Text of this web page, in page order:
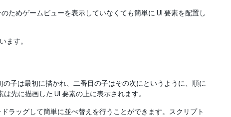
ためゲームビューを表示していなくても簡単に UI 要素を配置し
ます。
子は最初に描かれ、二番目の子はその次にというように、順に
先に描画した UI 要素の上に表示されます。
ラッグして簡単に並べ替えを行うことができます。スクリプト